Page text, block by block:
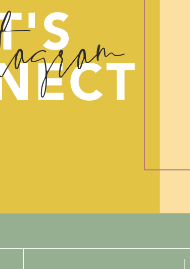
eigenlijk totaal wie je was voordat je ooit
krijg je je leven weer terug! Het vergt alleen
de week, waarop je iets kan doen, wat je helemaal
een vriendin of naar de sauna. Alles mag,
zonder de enorme verantwoordelijkheid
ontzettend belangrijk!
Wil je